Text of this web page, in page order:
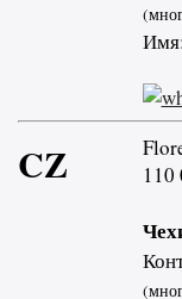
Имя:
CZ
110